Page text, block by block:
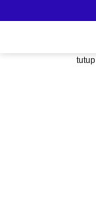
ke
tutup